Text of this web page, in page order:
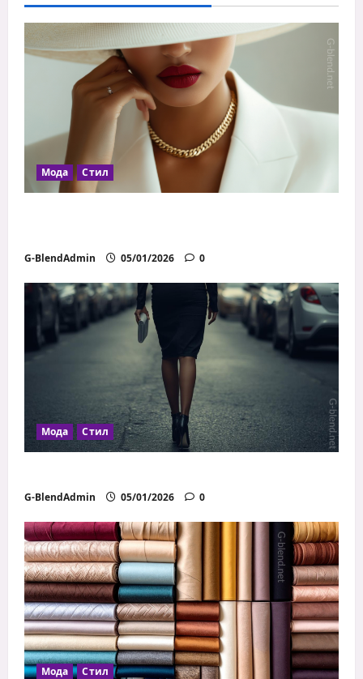
Мода Стил
G-BlendAdmin 05/01/2026 0
Мода Стил
G-BlendAdmin 05/01/2026 0
Мода Стил